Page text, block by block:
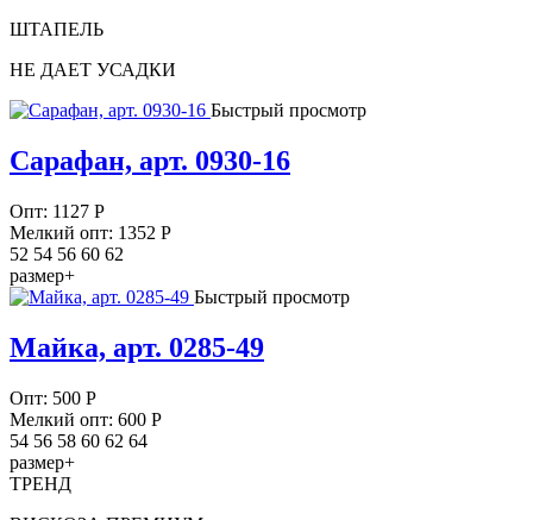
ШТАПЕЛЬ
НЕ ДАЕТ УСАДКИ
Быстрый просмотр
Сарафан, арт. 0930-16
Опт: 1127 Р
Мелкий опт: 1352 Р
52 54 56 60 62
размер+
Быстрый просмотр
Майка, арт. 0285-49
Опт: 500 Р
Мелкий опт: 600 Р
54 56 58 60 62 64
размер+
ТРЕНД